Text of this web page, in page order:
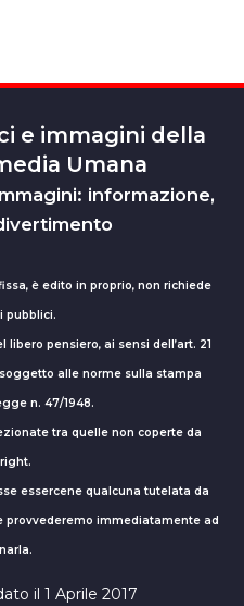
e immagini della
Umana
informazione,
è edito in proprio, non richiede
pubblici.
pensiero, ai sensi dell’art. 21
alle norme sulla stampa
n. 47/1948.
tra quelle non coperte da
essercene qualcuna tutelata da
immediatamente ad
il 1 Aprile 2017